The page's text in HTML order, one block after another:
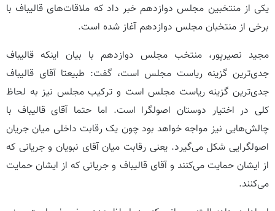
یکی از منتخبین مجلس دوازدهم خبر داد که ملاقات‌های قالیباف با
برخی از منتخبان مجلس دوازدهم آغاز شده است.
مجید نصیرپور، منتخب مجلس دوازدهم با بیان اینکه قالیباف
جدی‌ترین گزینه ریاست مجلس است، گفت: طبیعتا آقای قالیباف
جدی‌ترین گزینه ریاست مجلس است و ترکیب مجلس نیز به لحاظ
کلی در اختیار دوستان اصولگرا است. اما حتما آقای قالیباف با
چالش‌هایی نیز مواجه خواهد بود چون یک رقابت داخلی میان جریان
اصولگرایی شکل می‌گیرد. یعنی رقابت میان آقای نبویان و جریانی که
از ایشان حمایت می‌کنند و آقای قالیباف و جریانی که از ایشان حمایت
می‌کنند.